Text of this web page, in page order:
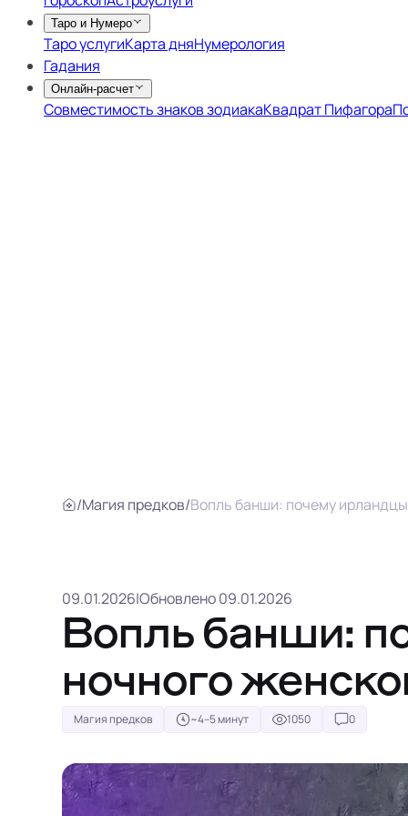
/Магия предков/Вопль банши: почему
09.01.2026|Обновлено 09.01.2026
Вопль банши:
ночного
Магия предков ~4–5 минут 1050 0